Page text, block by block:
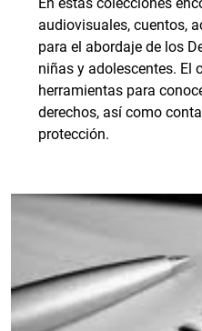
audiovisuales, cuentos,
para el abordaje de los
niñas y adolescentes. El
herramientas para
derechos, así como
protección.